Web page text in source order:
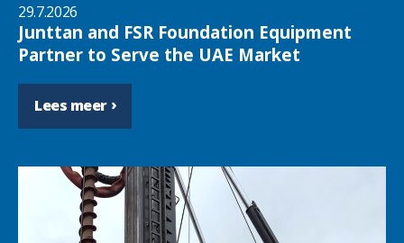
29.7.2026
Junttan and FSR Foundation Equipment
Partner to Serve the UAE Market
Lees meer